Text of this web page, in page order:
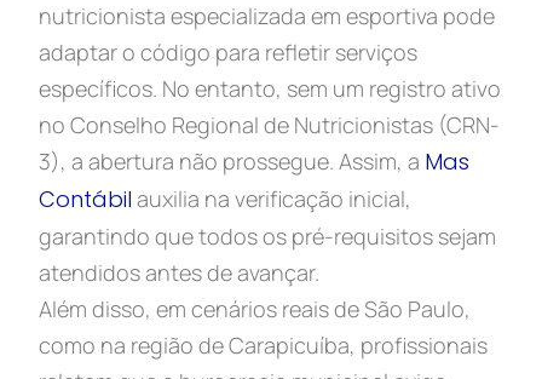
nutricionista especializada em esportiva pode
adaptar o código para refletir serviços
específicos. No entanto, sem um registro ativo
no Conselho Regional de Nutricionistas (CRN-
3), a abertura não prossegue. Assim, a Mas
Contábil auxilia na verificação inicial,
garantindo que todos os pré-requisitos sejam
atendidos antes de avançar.
Além disso, em cenários reais de São Paulo,
como na região de Carapicuíba, profissionais